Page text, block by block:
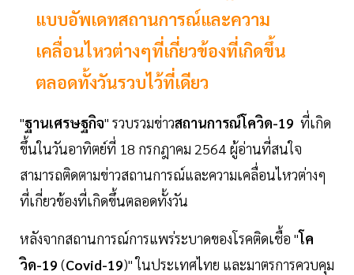
แบบอัพเดทสถานการณ์และความ
เคลื่อนไหวต่างๆที่เกี่ยวข้องที่เกิดขึ้น
ตลอดทั้งวันรวบไว้ที่เดียว
"ฐานเศรษฐกิจ" รวบรวมข่าวสถานการณ์โควิด-19 ที่เกิด
ขึ้นในวันอาทิตย์ที่ 18 กรกฎาคม 2564 ผู้อ่านที่สนใจ
สามารถติดตามข่าวสถานการณ์และความเคลื่อนไหวต่างๆ
ที่เกี่ยวข้องที่เกิดขึ้นตลอดทั้งวัน
หลังจากสถานการณ์การแพร่ระบาดของโรคติดเชื้อ "โค
วิด-19 (Covid-19)" ในประเทศไทย และมาตรการควบคุม